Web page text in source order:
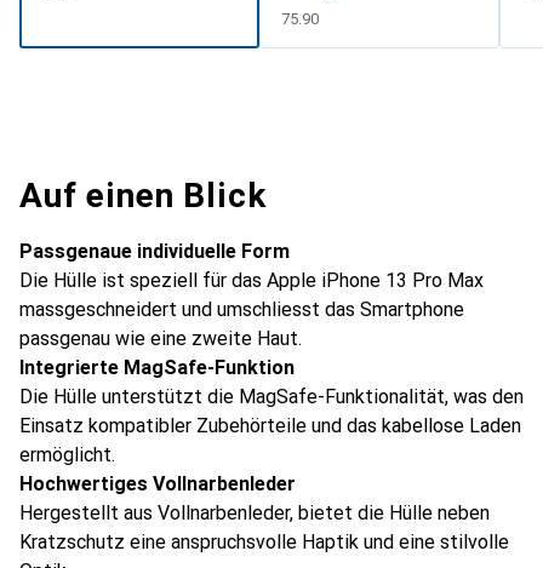
CHF
75.90
Auf einen Blick
Passgenaue individuelle Form
Die Hülle ist speziell für das Apple iPhone 13 Pro Max
massgeschneidert und umschliesst das Smartphone
passgenau wie eine zweite Haut.
Integrierte MagSafe-Funktion
Die Hülle unterstützt die MagSafe-Funktionalität, was den
Einsatz kompatibler Zubehörteile und das kabellose Laden
ermöglicht.
Hochwertiges Vollnarbenleder
Hergestellt aus Vollnarbenleder, bietet die Hülle neben
Kratzschutz eine anspruchsvolle Haptik und eine stilvolle